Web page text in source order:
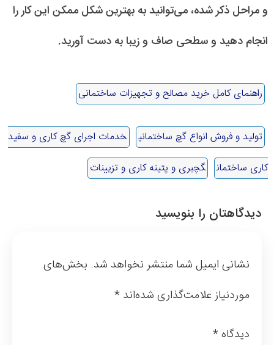
و مراحل ذکر شده، می‌توانید به بهترین شکل ممکن این کار را
انجام دهید و سطحی صاف و زیبا به دست آورید.
راهنمای کامل خرید مصالح و تجهیزات ساختمانی
تولید و فروش انواع گچ ساختمانی
خدمات اجرای گچ کاری و سفید
کاری ساختمان
گچبری و پتینه کاری و تزیینات
دیدگاهتان را بنویسید
نشانی ایمیل شما منتشر نخواهد شد. بخش‌های
موردنیاز علامت‌گذاری شده‌اند *
دیدگاه*